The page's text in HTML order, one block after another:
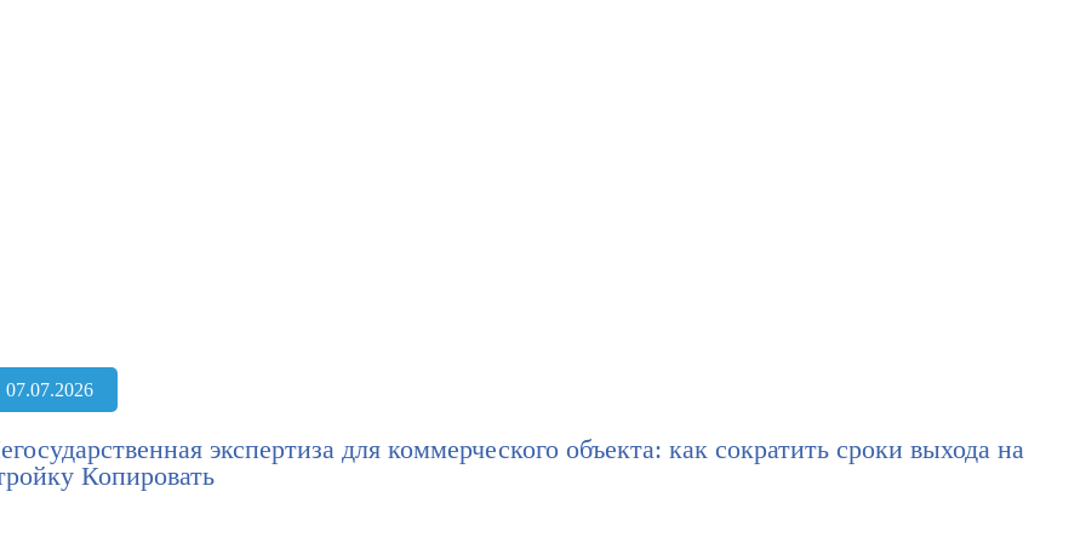
07.07.2026
экспертиза для коммерческого объекта: как сократить сроки выхода на
Копировать